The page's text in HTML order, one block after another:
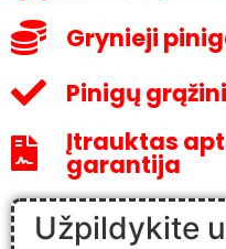
Grynieji
Pinigų
Įtrauktas
garantija
Užpildykite